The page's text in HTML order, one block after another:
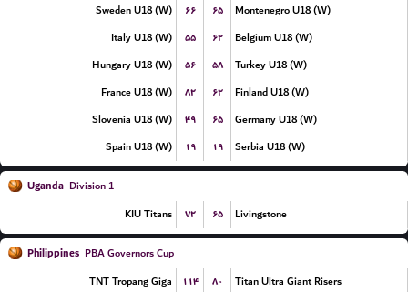
Sweden U18 (W)
۶۶ ۶۵
Montenegro U18 (W)
Italy U18 (W)
۵۵ ۶۲
Belgium U18 (W)
Hungary U18 (W)
۵۶ ۵۸
Turkey U18 (W)
France U18 (W)
۸۲ ۶۲
Finland U18 (W)
Slovenia U18 (W)
۴۹ ۶۵
Germany U18 (W)
Spain U18 (W)
۱۹ ۱۹ Serbia U18 (W)
Uganda Division 1
KIU Titans
۷۲ ۶۵ Livingstone
Philippines PBA Governors Cup
TNT Tropang Giga
۱۱۴ ۸۰
Titan Ultra Giant Risers